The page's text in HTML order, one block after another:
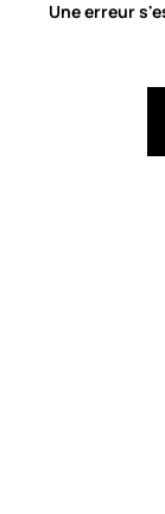
Une erreur